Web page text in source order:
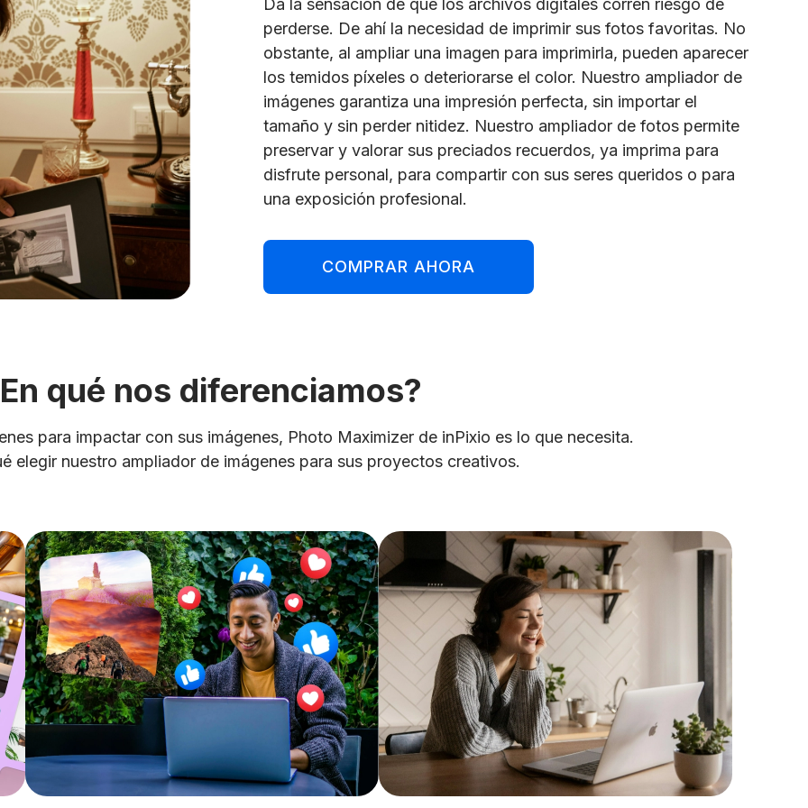
Da la sensación de que los archivos digitales corren riesgo de
perderse. De ahí la necesidad de imprimir sus fotos favoritas. No
obstante, al ampliar una imagen para imprimirla, pueden aparecer
los temidos píxeles o deteriorarse el color. Nuestro ampliador de
imágenes garantiza una impresión perfecta, sin importar el
tamaño y sin perder nitidez. Nuestro ampliador de fotos permite
preservar y valorar sus preciados recuerdos, ya imprima para
disfrute personal, para compartir con sus seres queridos o para
una exposición profesional.
COMPRAR AHORA
qué nos diferenciamos?
para impactar con sus imágenes, Photo Maximizer de inPixio es lo que necesita.
elegir nuestro ampliador de imágenes para sus proyectos creativos.